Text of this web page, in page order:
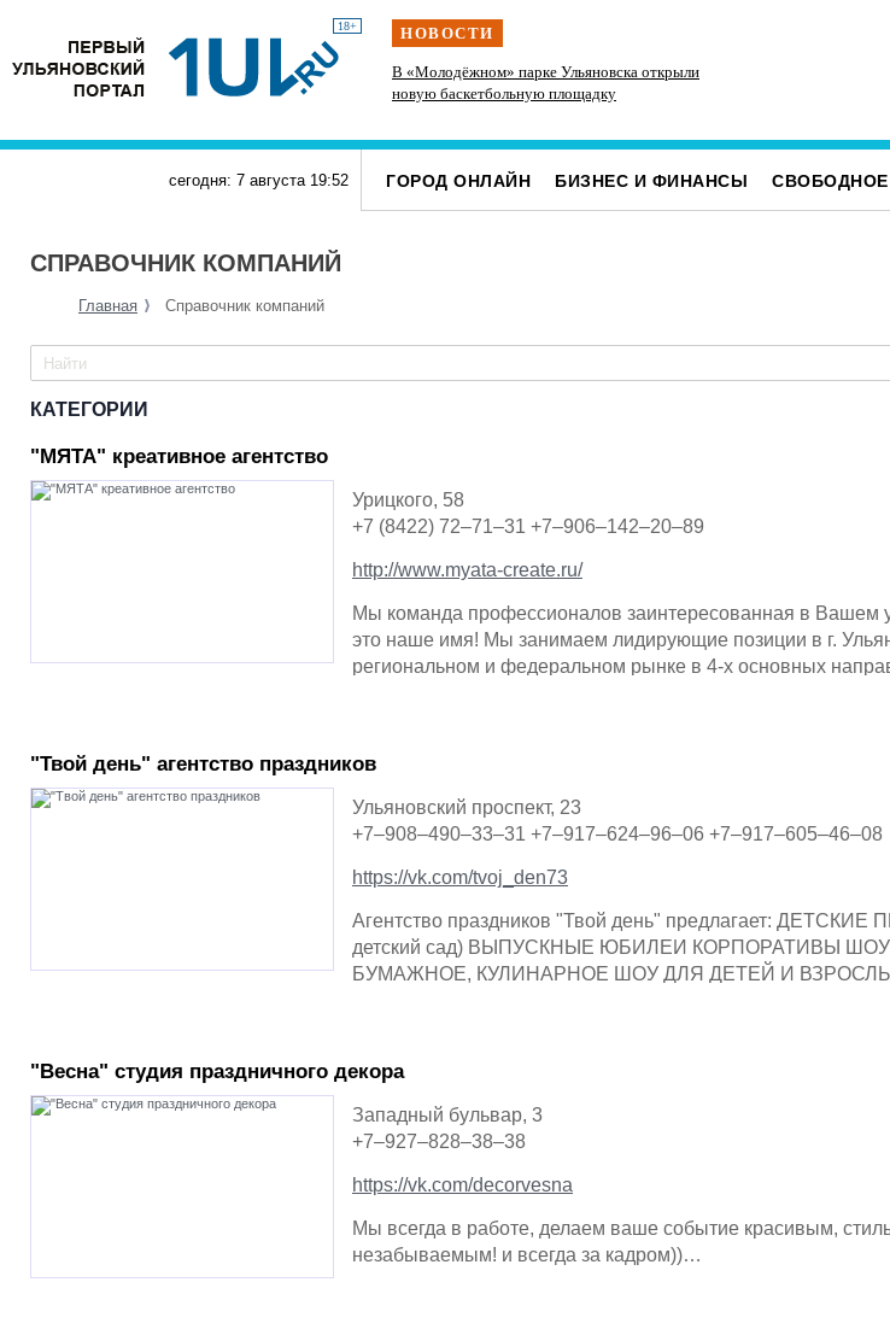
18+ НОВОСТИ
и На участке проспекта Гая в Ульяновске
запретили остановку транспорта
В «Молодёжном» парке Ульяновска открыли
новую баскетбольную площадку
В Ульяновском районе
сегодня: 7 августа 19:52 ГОРОД ОНЛАЙН БИЗНЕС И ФИНАНСЫ
СПРАВОЧНИК КОМПАНИЙ
Главная Справочник компаний
КАТЕГОРИИ
"МЯТА" креативное агентство
Урицкого, 58
+7 (8422) 72–71–31 +7–906–142–20–89
http://www.myata-create.ru/
Мы команда профессионалов заинтересованная в Вашем
это наше имя! Мы занимаем лидирующие позиции в г.
региональном и федеральном рынке в 4-х основных
"Твой день" агентство праздников
Ульяновский проспект, 23
+7–908–490–33–31 +7–917–624–96–06 +7–917–605–46–08
https://vk.com/tvoj_den73
Агентство праздников "Твой день" предлагает:
детский сад) ВЫПУСКНЫЕ ЮБИЛЕИ КОРПОРАТИВЫ
БУМАЖНОЕ, КУЛИНАРНОЕ ШОУ ДЛЯ ДЕТЕЙ И
"Весна" студия праздничного декора
Западный бульвар, 3
+7–927–828–38–38
https://vk.com/decorvesna
Мы всегда в работе, делаем ваше событие красивым,
незабываемым! и всегда за кадром))…